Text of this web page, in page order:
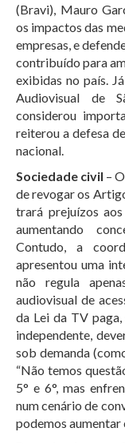
(Bravi), Mauro
os impactos das
empresas, e
contribuído para
exibidas no país.
Audiovisual de
considerou
reiterou a defesa
nacional.
Sociedade civil –
de revogar os
trará prejuízos
aumentando
Contudo, a
apresentou uma
não regula
audiovisual de
da Lei da TV
independente,
sob demanda
“Não temos
5° e 6°, mas
num cenário de
podemos aumentar